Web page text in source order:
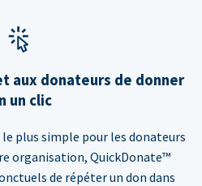
aux donateurs de donner
un clic
plus simple pour les donateurs
organisation, QuickDonate™
de répéter un don dans